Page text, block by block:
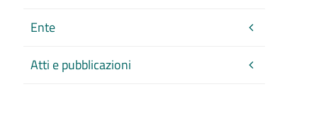
Ente
Atti e pubblicazioni